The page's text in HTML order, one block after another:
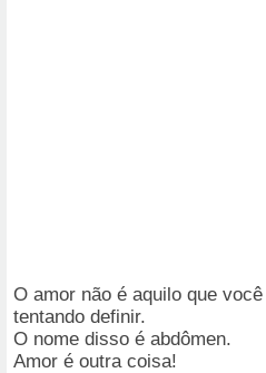
O amor não é aquilo que
tentando definir.
O nome disso é abdômen.
Amor é outra coisa!